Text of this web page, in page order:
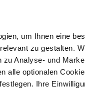
um Ihnen eine
zu gestalten.
Analyse- und
alle optionalen
Ihre